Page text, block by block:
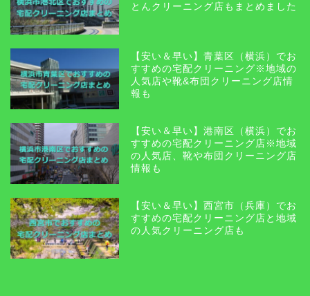
とんクリーニング店もまとめました
【安い＆早い】青葉区（横浜）でお
すすめの宅配クリーニング※地域の
人気店や靴&布団クリーニング店情
報も
【安い＆早い】港南区（横浜）でお
すすめの宅配クリーニング店※地域
の人気店、靴や布団クリーニング店
情報も
【安い＆早い】西宮市（兵庫）でお
すすめの宅配クリーニング店と地域
の人気クリーニング店も